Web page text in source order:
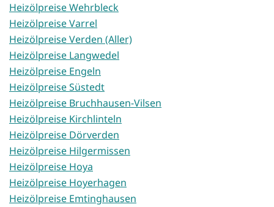
Heizölpreise Wehrbleck
Heizölpreise Varrel
Heizölpreise Verden (Aller)
Heizölpreise Langwedel
Heizölpreise Engeln
Heizölpreise Süstedt
Heizölpreise Bruchhausen-Vilsen
Heizölpreise Kirchlinteln
Heizölpreise Dörverden
Heizölpreise Hilgermissen
Heizölpreise Hoya
Heizölpreise Hoyerhagen
Heizölpreise Emtinghausen